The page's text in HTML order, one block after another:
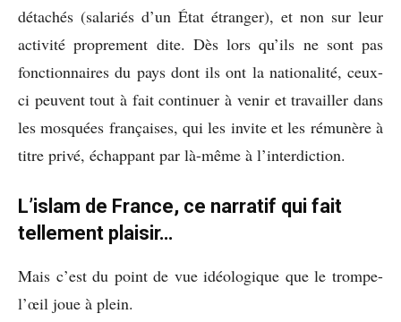
détachés (salariés d’un État étranger), et non sur leur
activité proprement dite. Dès lors qu’ils ne sont pas
fonctionnaires du pays dont ils ont la nationalité, ceux-
ci peuvent tout à fait continuer à venir et travailler dans
les mosquées françaises, qui les invite et les rémunère à
titre privé, échappant par là-même à l’interdiction.
L’islam de France, ce narratif qui fait
tellement plaisir…
Mais c’est du point de vue idéologique que le trompe-
l’œil joue à plein.